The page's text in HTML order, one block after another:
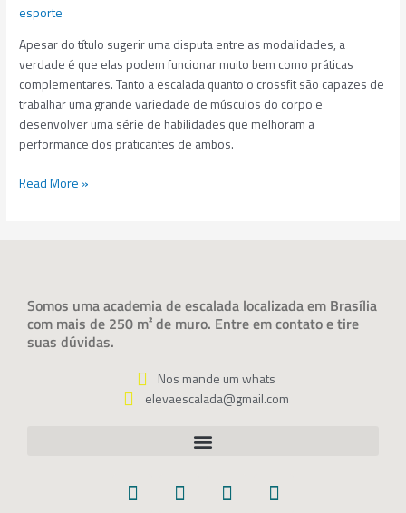
esporte
Apesar do título sugerir uma disputa entre as modalidades, a
verdade é que elas podem funcionar muito bem como práticas
complementares. Tanto a escalada quanto o crossfit são capazes de
trabalhar uma grande variedade de músculos do corpo e
desenvolver uma série de habilidades que melhoram a
performance dos praticantes de ambos.
Read More »
Somos uma academia de escalada localizada em Brasília
com mais de 250 m² de muro. Entre em contato e tire
suas dúvidas.
Nos mande um whats
elevaescalada@gmail.com​
F
a
I
n
Y
o
W
h